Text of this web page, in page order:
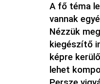
A fő téma
vannak
Nézzük
kiegészítő
képre
lehet